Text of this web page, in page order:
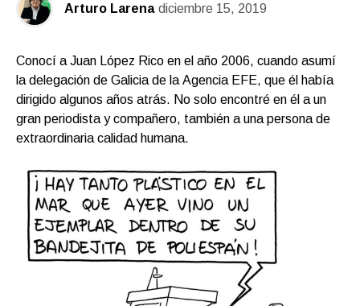
Arturo Larena diciembre 15, 2019
Conocí a Juan López Rico en el año 2006, cuando asumí
la delegación de Galicia de la Agencia EFE, que él había
dirigido algunos años atrás. No solo encontré en él a un
gran periodista y compañero, también a una persona de
extraordinaria calidad humana.